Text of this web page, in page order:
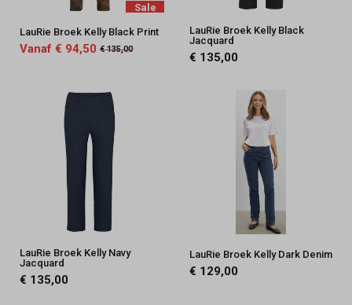
Sale
LauRie Broek Kelly Black Print
Vanaf € 94,50 € 135,00
LauRie Broek Kelly Black
Jacquard
€ 135,00
LauRie Broek Kelly Navy
Jacquard
€ 135,00
LauRie Broek Kelly Dark Denim
€ 129,00